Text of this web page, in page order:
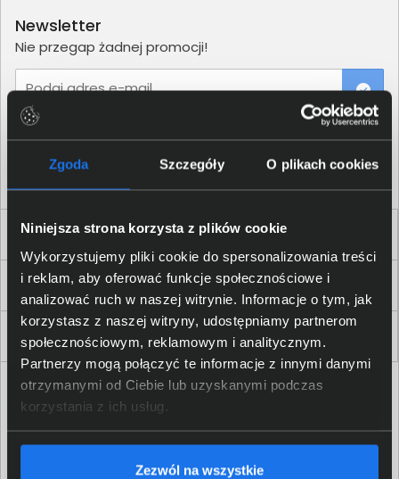
Zgoda Szczegóły O plikach cookies
Niniejsza strona korzysta z plików cookie
Wykorzystujemy pliki cookie do spersonalizowania treści
i reklam, aby oferować funkcje społecznościowe i
analizować ruch w naszej witrynie. Informacje o tym, jak
korzystasz z naszej witryny, udostępniamy partnerom
społecznościowym, reklamowym i analitycznym.
Partnerzy mogą połączyć te informacje z innymi danymi
otrzymanymi od Ciebie lub uzyskanymi podczas
korzystania z ich usług.
Zezwól na wszystkie
Dla Firm i Instytucji
Zakupy
Delkom 2000
Newsletter
Nie przegap żadnej promocji!
Podaj adres e-mail